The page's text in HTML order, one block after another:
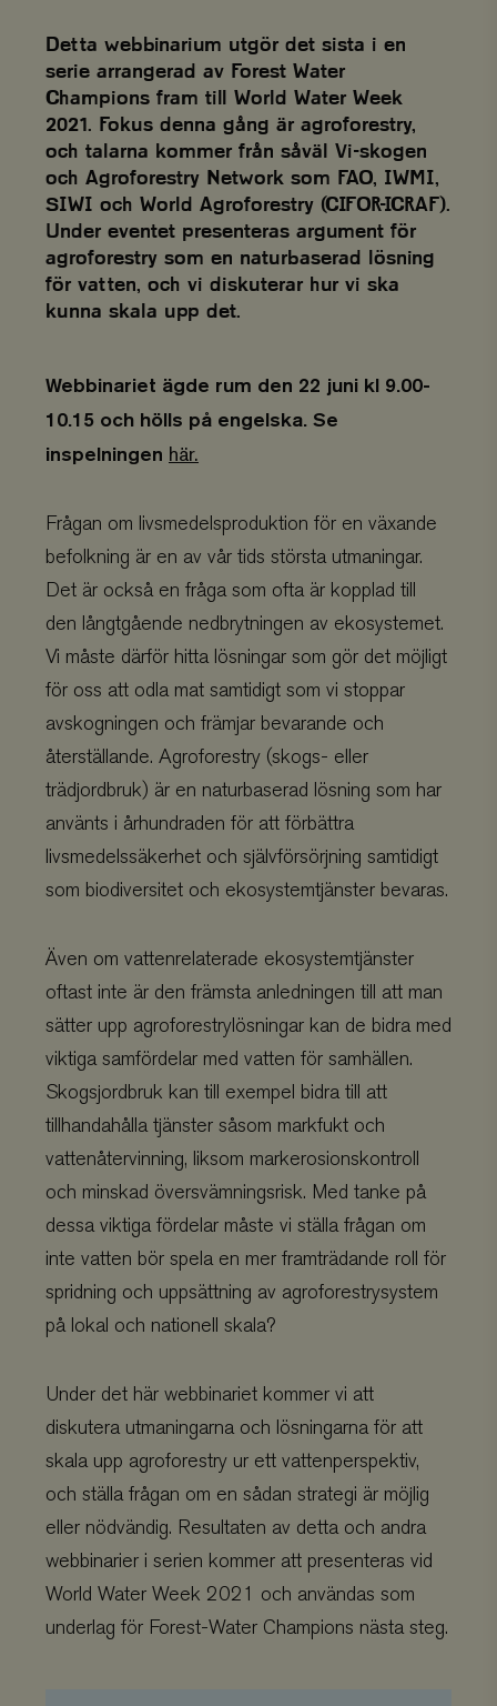
Detta webbinarium utgör det sista i en
serie arrangerad av Forest Water
Champions fram till World Water Week
2021. Fokus denna gång är agroforestry,
och talarna kommer från såväl Vi-skogen
och Agroforestry Network som FAO, IWMI,
SIWI och World Agroforestry (CIFOR-ICRAF).
Under eventet presenteras argument för
agroforestry som en naturbaserad lösning
för vatten, och vi diskuterar hur vi ska
kunna skala upp det.
Webbinariet ägde rum den 22 juni kl 9.00-
10.15 och hölls på engelska. Se
inspelningen här.
Frågan om livsmedelsproduktion för en växande
befolkning är en av vår tids största utmaningar.
Det är också en fråga som ofta är kopplad till
den långtgående nedbrytningen av ekosystemet.
Vi måste därför hitta lösningar som gör det möjligt
för oss att odla mat samtidigt som vi stoppar
avskogningen och främjar bevarande och
återställande. Agroforestry (skogs- eller
trädjordbruk) är en naturbaserad lösning som har
använts i århundraden för att förbättra
livsmedelssäkerhet och självförsörjning samtidigt
som biodiversitet och ekosystemtjänster bevaras.
Även om vattenrelaterade ekosystemtjänster
oftast inte är den främsta anledningen till att man
sätter upp agroforestrylösningar kan de bidra med
viktiga samfördelar med vatten för samhällen.
Skogsjordbruk kan till exempel bidra till att
tillhandahålla tjänster såsom markfukt och
vattenåtervinning, liksom markerosionskontroll
och minskad översvämningsrisk. Med tanke på
dessa viktiga fördelar måste vi ställa frågan om
inte vatten bör spela en mer framträdande roll för
spridning och uppsättning av agroforestrysystem
på lokal och nationell skala?
Under det här webbinariet kommer vi att
diskutera utmaningarna och lösningarna för att
skala upp agroforestry ur ett vattenperspektiv,
och ställa frågan om en sådan strategi är möjlig
eller nödvändig. Resultaten av detta och andra
webbinarier i serien kommer att presenteras vid
World Water Week 2021 och användas som
underlag för Forest-Water Champions nästa steg.